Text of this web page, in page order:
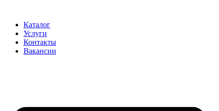
содержимому
Каталог
Услуги
Контакты
Вакансии